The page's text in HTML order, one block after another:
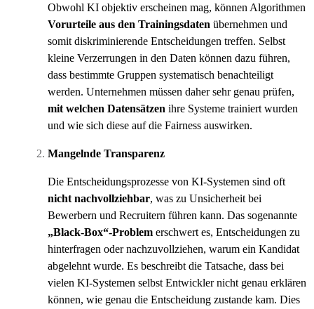
Obwohl KI objektiv erscheinen mag, können Algorithmen
Vorurteile aus den Trainingsdaten übernehmen und
somit diskriminierende Entscheidungen treffen. Selbst
kleine Verzerrungen in den Daten können dazu führen,
dass bestimmte Gruppen systematisch benachteiligt
werden. Unternehmen müssen daher sehr genau prüfen,
mit welchen Datensätzen ihre Systeme trainiert wurden
und wie sich diese auf die Fairness auswirken.
Mangelnde Transparenz
Die Entscheidungsprozesse von KI-Systemen sind oft
nicht nachvollziehbar, was zu Unsicherheit bei
Bewerbern und Recruitern führen kann. Das sogenannte
„Black-Box“-Problem erschwert es, Entscheidungen zu
hinterfragen oder nachzuvollziehen, warum ein Kandidat
abgelehnt wurde. Es beschreibt die Tatsache, dass bei
vielen KI-Systemen selbst Entwickler nicht genau erklären
können, wie genau die Entscheidung zustande kam. Dies